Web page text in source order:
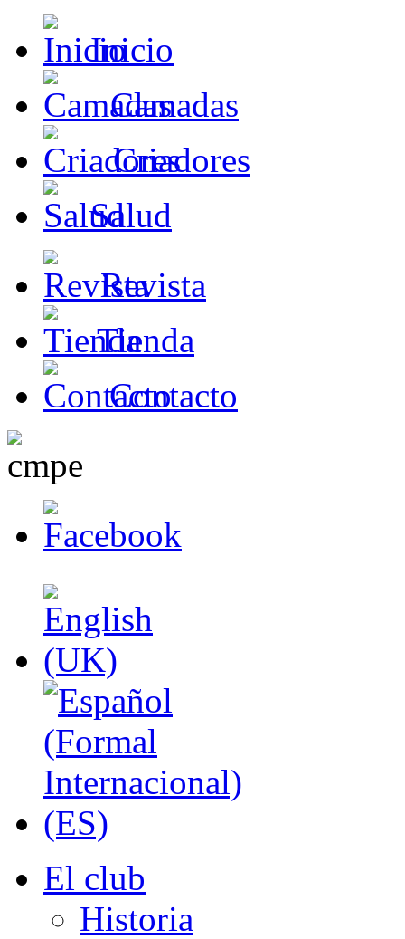
Inicio
Camadas
Criadores
Salud
Revista
Tienda
Contacto
El club
Historia